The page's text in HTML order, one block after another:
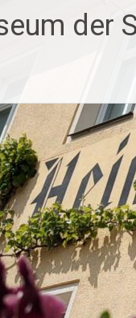
der